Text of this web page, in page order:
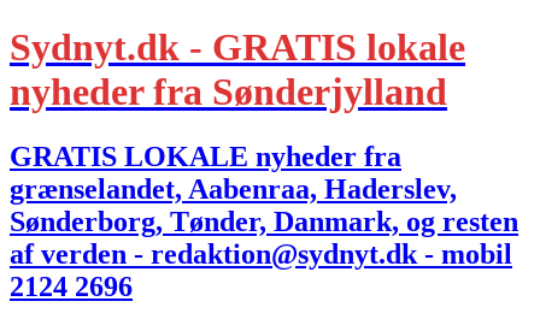
Sydnyt.dk - GRATIS lokale
nyheder fra Sønderjylland
GRATIS LOKALE nyheder fra
grænselandet, Aabenraa, Haderslev,
Sønderborg, Tønder, Danmark, og resten
af verden - redaktion@sydnyt.dk - mobil
2124 2696